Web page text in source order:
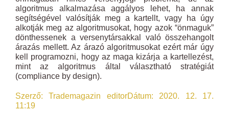
algoritmus alkalmazása aggályos lehet, ha annak
segítségével valósítják meg a kartellt, vagy ha úgy
alkotják meg az algoritmusokat, hogy azok “önmaguk”
dönthessenek a versenytársakkal való összehangolt
árazás mellett. Az árazó algoritmusokat ezért már úgy
kell programozni, hogy az maga kizárja a kartellezést,
mint az algoritmus által választható stratégiát
(compliance by design).
Szerző: Trademagazin editorDátum: 2020. 12. 17.
11:19